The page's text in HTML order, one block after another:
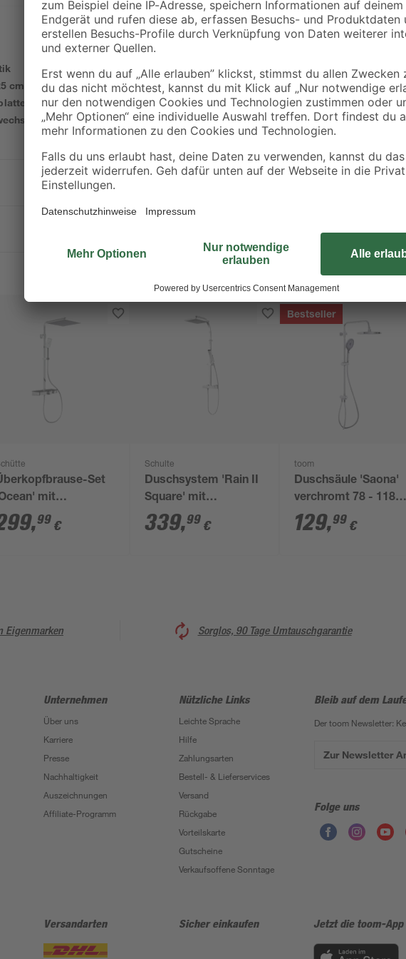
cm, optimale Wasserverteilung mit Wellnessfaktor
und 4 Strahlarten
Set
mit
,99 €
Schulte
Duschsystem 'Rain II
Square' mit
Thermostat, eckig,
100 cm
339,99 €
Bestseller
toom
Duschsäule 'Saona'
verchromt 78 - 118
cm
129,99 €
Eigenmarken Sorglos, 90 Tage Umtauschgarantie
Unternehmen
Über uns
Karriere
Presse
Nachhaltigkeit
Auszeichnungen
Affiliate-Programm
Nützliche Links
Leichte Sprache
Hilfe
Zahlungsarten
Bestell- & Lieferservices
Versand
Rückgabe
Vorteilskarte
Gutscheine
Verkaufsoffene Sonntage
Bleib auf dem
Der toom Newsletter:
Zur Newsletter
Folge uns
Versandarten Sicher einkaufen Jetzt die toom-